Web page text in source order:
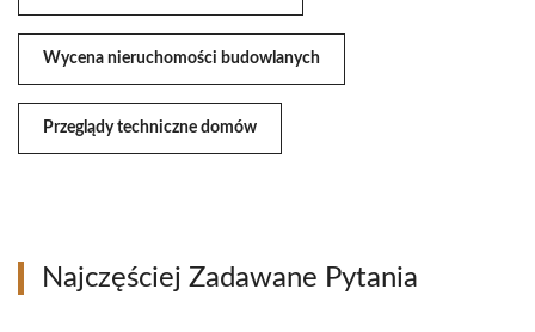
Wycena nieruchomości budowlanych
Przeglądy techniczne domów
Najczęściej Zadawane Pytania